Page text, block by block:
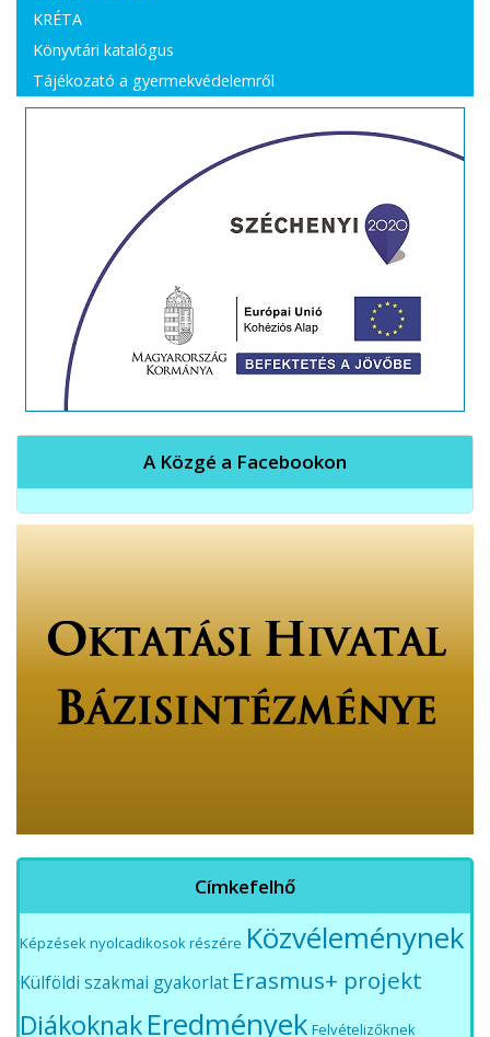
KRÉTA
Könyvtári katalógus
Tájékozató a gyermekvédelemről
A Közgé a Facebookon
Címkefelhő
Képzések nyolcadikosok részére Közvéleménynek
Külföldi szakmai gyakorlat Erasmus+ projekt
DiákoknakEredmények Felvételizőknek